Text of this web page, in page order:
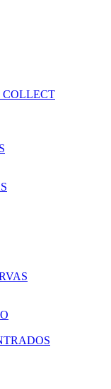
COLLECT